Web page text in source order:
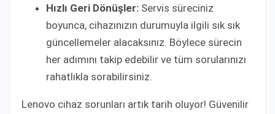
Hızlı Geri Dönüşler: Servis süreciniz
boyunca, cihazınızın durumuyla ilgili sık sık
güncellemeler alacaksınız. Böylece sürecin
her adımını takip edebilir ve tüm sorularınızı
rahatlıkla sorabilirsiniz.
Lenovo cihaz sorunları artık tarih oluyor! Güvenilir